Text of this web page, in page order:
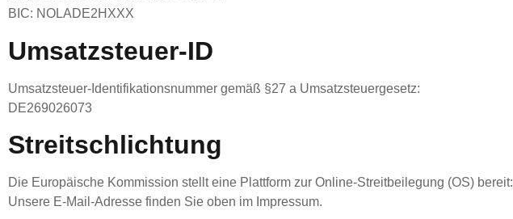
BIC: NOLADE2HXXX
Umsatzsteuer-ID
Umsatzsteuer-Identifikationsnummer gemäß §27 a Umsatzsteuergesetz:
DE269026073
Streitschlichtung
Die Europäische Kommission stellt eine Plattform zur Online-Streitbeilegung (OS) bereit:
Unsere E-Mail-Adresse finden Sie oben im Impressum.